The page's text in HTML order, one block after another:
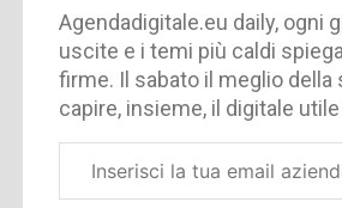
Agendadigitale.eu daily, ogni
uscite e i temi più caldi
firme. Il sabato il meglio della
capire, insieme, il digitale
aziendale